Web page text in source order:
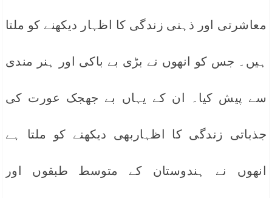
معاشرتی اور ذہنی زندگی کا اظہار دیکھنے کو ملتا
ہیں۔ جس کو انھوں نے بڑی بے باکی اور ہنر مندی
سے پیش کیا۔ ان کے یہاں بے جھجک عورت کی
جذباتی زندگی کا اظہاربھی دیکھنے کو ملتا ہے
انھوں نے ہندوستان کے متوسط طبقوں اور